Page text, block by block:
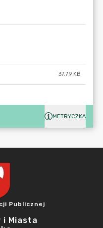
37.79 KB
METRYCZKA
Publicznej
i Miasta